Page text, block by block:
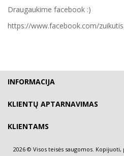
Draugaukime facebook :)
https://www.facebook.com/
INFORMACIJA
KLIENTŲ APTARNAVIMAS
KLIENTAMS
2026 © Visos teisės saugomos.